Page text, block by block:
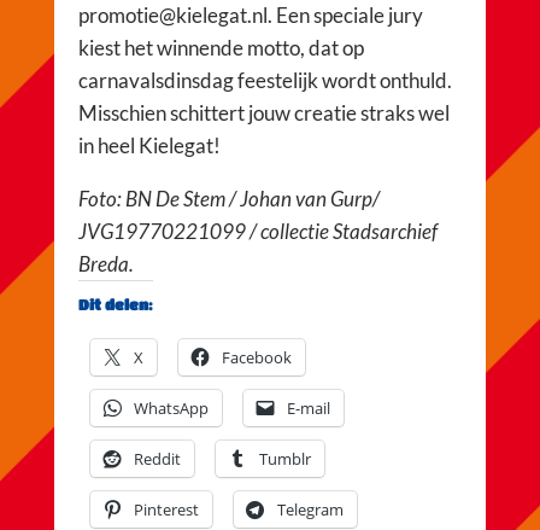
promotie@kielegat.nl. Een speciale jury
kiest het winnende motto, dat op
carnavalsdinsdag feestelijk wordt onthuld.
Misschien schittert jouw creatie straks wel
in heel Kielegat!
Foto: BN De Stem / Johan van Gurp/
JVG19770221099 / collectie Stadsarchief
Breda.
Dit delen:
X Facebook
WhatsApp E-mail
Reddit Tumblr
Pinterest Telegram